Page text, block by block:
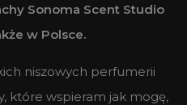
Sonoma Scent Studio
w Polsce.
niszowych perfumerii
które wspieram jak mogę,